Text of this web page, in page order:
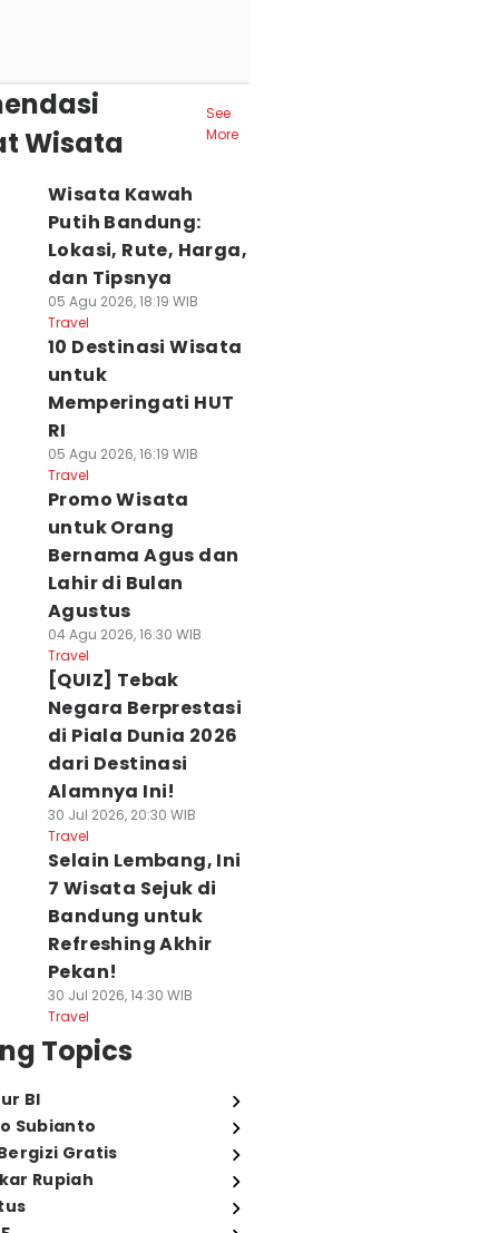
Wisata
See
More
Wisata Kawah
Putih Bandung:
Lokasi, Rute, Harga,
dan Tipsnya
05 Agu 2026, 18:19 WIB
Travel
10 Destinasi Wisata
untuk
Memperingati HUT
RI
05 Agu 2026, 16:19 WIB
Travel
Promo Wisata
untuk Orang
Bernama Agus dan
Lahir di Bulan
Agustus
04 Agu 2026, 16:30 WIB
Travel
[QUIZ] Tebak
Negara Berprestasi
di Piala Dunia 2026
dari Destinasi
Alamnya Ini!
30 Jul 2026, 20:30 WIB
Travel
Selain Lembang, Ini
7 Wisata Sejuk di
Bandung untuk
Refreshing Akhir
Pekan!
30 Jul 2026, 14:30 WIB
Travel
Topics
BI
Subianto
Gratis
Rupiah